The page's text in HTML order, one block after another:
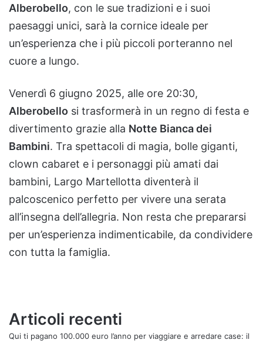
Alberobello, con le sue tradizioni e i suoi
paesaggi unici, sarà la cornice ideale per
un’esperienza che i più piccoli porteranno nel
cuore a lungo.
Venerdì 6 giugno 2025, alle ore 20:30,
Alberobello si trasformerà in un regno di festa e
divertimento grazie alla Notte Bianca dei
Bambini. Tra spettacoli di magia, bolle giganti,
clown cabaret e i personaggi più amati dai
bambini, Largo Martellotta diventerà il
palcoscenico perfetto per vivere una serata
all’insegna dell’allegria. Non resta che prepararsi
per un’esperienza indimenticabile, da condividere
con tutta la famiglia.
Articoli recenti
Qui ti pagano 100.000 euro l’anno per viaggiare e arredare case: il